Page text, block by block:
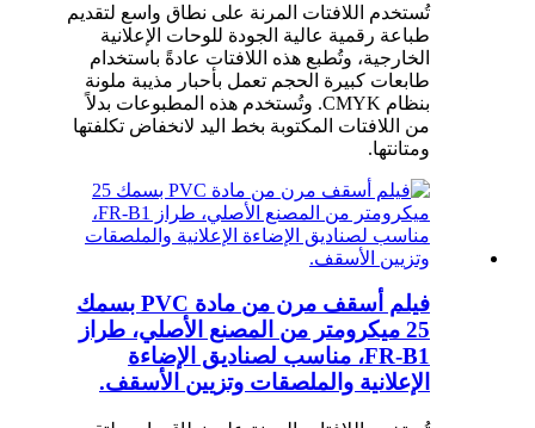
تُستخدم اللافتات المرنة على نطاق واسع لتقديم
طباعة رقمية عالية الجودة للوحات الإعلانية
الخارجية، وتُطبع هذه اللافتات عادةً باستخدام
طابعات كبيرة الحجم تعمل بأحبار مذيبة ملونة
بنظام CMYK. وتُستخدم هذه المطبوعات بدلاً
من اللافتات المكتوبة بخط اليد لانخفاض تكلفتها
ومتانتها.
فيلم أسقف مرن من مادة PVC بسمك
25 ميكرومتر من المصنع الأصلي، طراز
FR-B1، مناسب لصناديق الإضاءة
الإعلانية والملصقات وتزيين الأسقف.